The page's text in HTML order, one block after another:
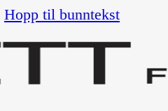
Hopp til bunntekst